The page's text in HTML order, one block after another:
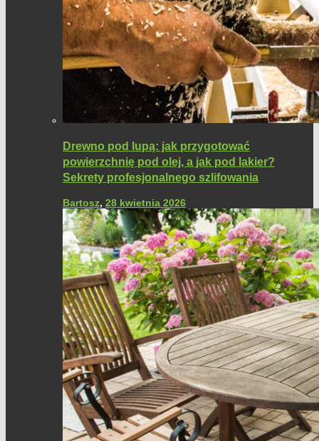
Drewno pod lupą: jak przygotować
powierzchnię pod olej, a jak pod lakier?
Sekrety profesjonalnego szlifowania
Bartosz, 28 kwietnia 2026